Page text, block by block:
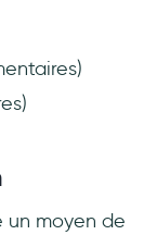
un moyen de